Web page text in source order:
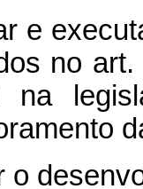
no art.
na